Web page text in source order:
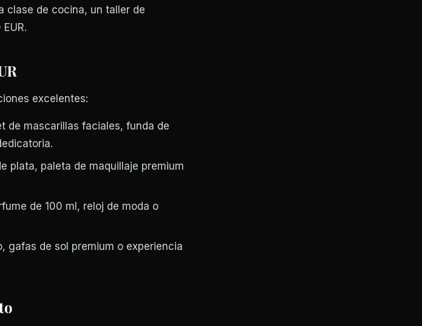
clase de cocina, un taller de
excelentes:
de mascarillas faciales, funda de
plata, paleta de maquillaje premium
de 100 ml, reloj de moda o
gafas de sol premium o experiencia